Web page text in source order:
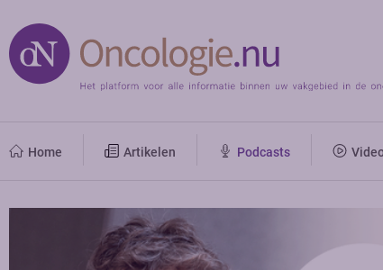
Home Artikelen Podcasts